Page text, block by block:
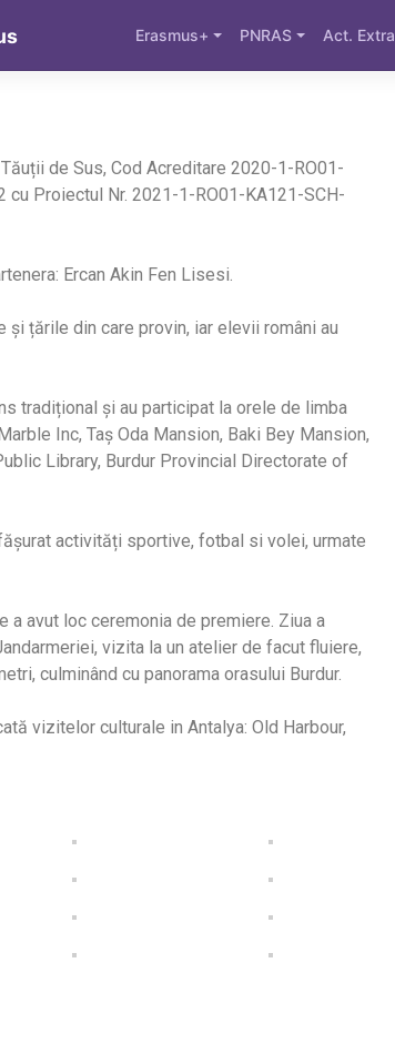
Erasmus+ PNRAS Act. Extra
de Sus, Cod Acreditare 2020-1-RO01-
Proiectul Nr. 2021-1-RO01-KA121-SCH-
Ercan Akin Fen Lisesi.
țările din care provin, iar elevii români au
tradițional și au participat la orele de limba
Inc, Taș Oda Mansion, Baki Bey Mansion,
Library, Burdur Provincial Directorate of
activități sportive, fotbal si volei, urmate
a avut loc ceremonia de premiere. Ziua a
vizita la un atelier de facut fluiere,
culminând cu panorama orasului Burdur.
vizitelor culturale in Antalya: Old Harbour,